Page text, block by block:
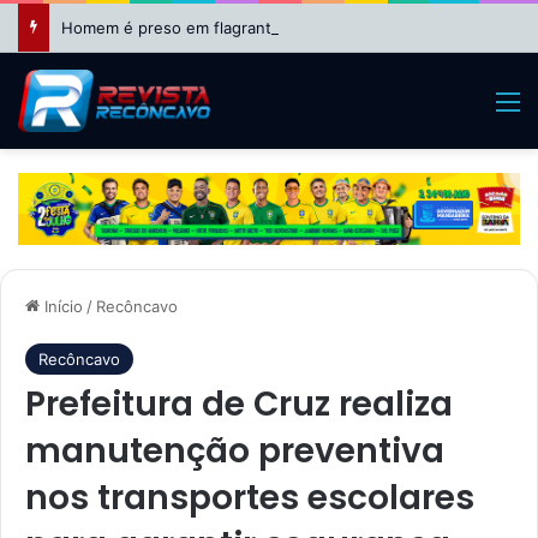
Início / Recôncavo
Recôncavo
Prefeitura de Cruz realiza
manutenção preventiva
nos transportes escolares